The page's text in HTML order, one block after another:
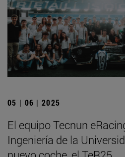
05 | 06 | 2025
El equipo Tecnun
Ingeniería de la